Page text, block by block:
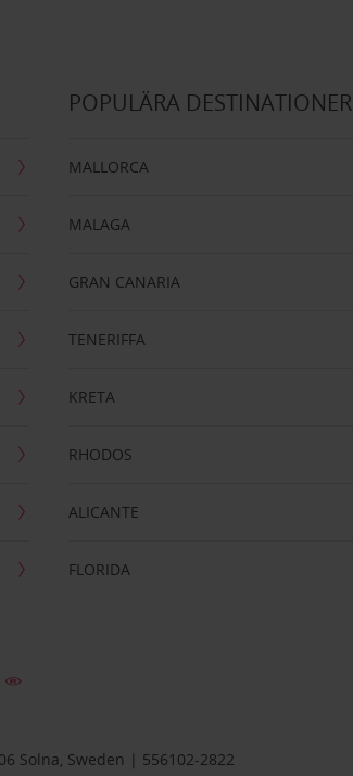
POPULÄRA DESTINATIONER
MALLORCA
MALAGA
GRAN CANARIA
TENERIFFA
KRETA
RHODOS
ALICANTE
FLORIDA
Solna, Sweden | 556102-2822